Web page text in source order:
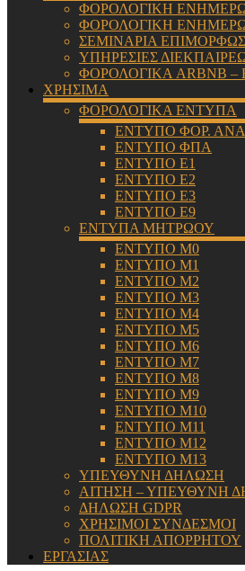
ΦΟΡΟΛΟΓΙΚΗ
ΦΟΡΟΛΟΓΙΚΗ
ΣΕΜΙΝΑΡΙΑ
ΥΠΗΡΕΣΙΕΣ
ΦΟΡΟΛΟΓΙΚΑ ARBNB
ΧΡΗΣΙΜΑ
ΦΟΡΟΛΟΓΙΚΑ ΕΝΤΥΠΑ
ΕΝΤΥΠΟ ΦΟΡ.
ΕΝΤΥΠΟ ΦΠΑ
ΕΝΤΥΠΟ Ε1
ΕΝΤΥΠΟ Ε2
ΕΝΤΥΠΟ Ε3
ΕΝΤΥΠΟ Ε9
ΕΝΤΥΠΑ ΜΗΤΡΩΟΥ
ΕΝΤΥΠΟ Μ0
ΕΝΤΥΠΟ Μ1
ΕΝΤΥΠΟ Μ2
ΕΝΤΥΠΟ Μ3
ΕΝΤΥΠΟ Μ4
ΕΝΤΥΠΟ Μ5
ΕΝΤΥΠΟ Μ6
ΕΝΤΥΠΟ Μ7
ΕΝΤΥΠΟ Μ8
ΕΝΤΥΠΟ Μ9
ΕΝΤΥΠΟ Μ10
ΕΝΤΥΠΟ Μ11
ΕΝΤΥΠΟ Μ12
ΕΝΤΥΠΟ Μ13
ΥΠΕΥΘΥΝΗ ΔΗΛΩΣΗ
ΑΙΤΗΣΗ – ΥΠΕΥΘΥΝΗ
ΔΗΛΩΣΗ GDPR
ΧΡΗΣΙΜΟΙ ΣΥΝΔΕΣΜΟΙ
ΠΟΛΙΤΙΚΗ ΑΠΟΡΡΗΤΟΥ
ΕΡΓΑΣΙΑΣ